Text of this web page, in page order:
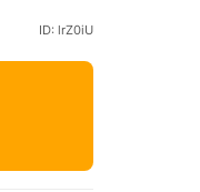
ID: lrZ0iU